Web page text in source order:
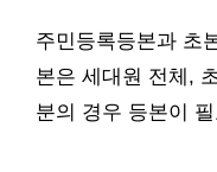
주민등록등본과 초
본은 세대원 전체,
분의 경우 등본이